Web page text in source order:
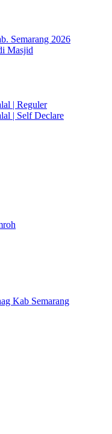
Semarang 2026
Masjid
| Reguler
| Self Declare
Kab Semarang